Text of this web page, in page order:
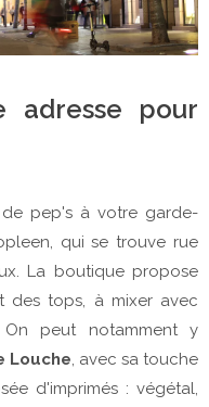
adresse pour
pep's à votre garde-
qui se trouve rue
La boutique propose
des tops, à mixer avec
peut notamment y
Louche, avec sa touche
d'imprimés : végétal,